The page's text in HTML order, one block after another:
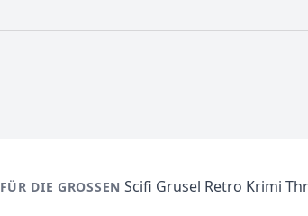
FÜR DIE GROSSEN Scifi Grusel Retro Krimi